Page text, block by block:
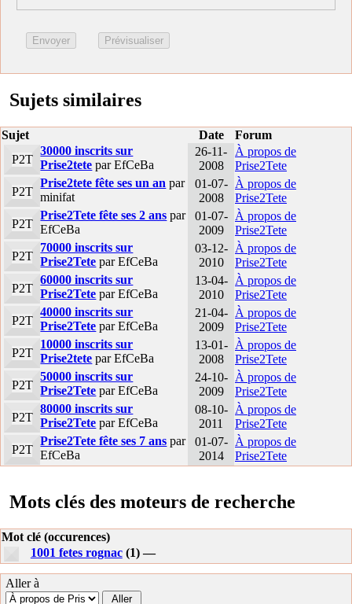
Sujets similaires
Sujet Date
Forum
P2T
30000 inscrits sur
Prise2tete par EfCeBa
26-11-
2008
À propos de
Prise2Tete
P2T
Prise2tete fête ses un an par
minifat
01-07-
2008
À propos de
Prise2Tete
P2T
Prise2Tete fête ses 2 ans par
EfCeBa
01-07-
2009
À propos de
Prise2Tete
P2T
70000 inscrits sur
Prise2Tete par EfCeBa
03-12-
2010
À propos de
Prise2Tete
P2T
60000 inscrits sur
Prise2Tete par EfCeBa
13-04-
2010
À propos de
Prise2Tete
P2T
40000 inscrits sur
Prise2Tete par EfCeBa
21-04-
2009
À propos de
Prise2Tete
P2T
10000 inscrits sur
Prise2tete par EfCeBa
13-01-
2008
À propos de
Prise2Tete
P2T
50000 inscrits sur
Prise2Tete par EfCeBa
24-10-
2009
À propos de
Prise2Tete
P2T
80000 inscrits sur
Prise2Tete par EfCeBa
08-10-
2011
À propos de
Prise2Tete
P2T
Prise2Tete fête ses 7 ans par
EfCeBa
01-07-
2014
À propos de
Prise2Tete
Mots clés des moteurs de recherche
Mot clé (occurences)
1001 fetes rognac(1) —
Aller à